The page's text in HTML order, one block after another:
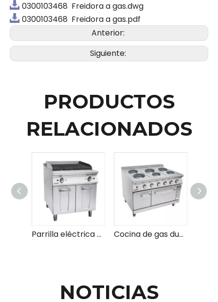
0300103468 Freidora a gas.dwg
0300103468 Freidora a gas.pdf
Anterior:
Siguiente:
PRODUCTOS
RELACIONADOS
Parrilla eléctrica de roca de lava con gabinete Cocina de gas duradera con placa caliente y temperatura ajustable para todas sus necesidades de cocina
NOTICIAS